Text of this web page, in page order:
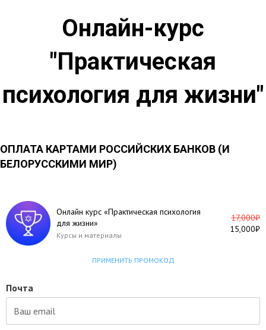
Онлайн-курс
"Практическая
психология для жизни"
ОПЛАТА КАРТАМИ РОССИЙСКИХ БАНКОВ (И
БЕЛОРУССКИМИ МИР)